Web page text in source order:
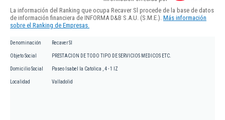
La información del Ranking que ocupa Recaver Sl procede de la base de datos
de información financiera de INFORMA D&B S.A.U. (S.M.E.). Más información
sobre el Ranking de Empresas.
Denominación Recaver Sl
Objeto Social PRESTACION DE TODO TIPO DE SERVICIOS MEDICOS ETC.
Domicilio Social Paseo Isabel la Catolica , 4 - 1 IZ
Localidad Valladolid